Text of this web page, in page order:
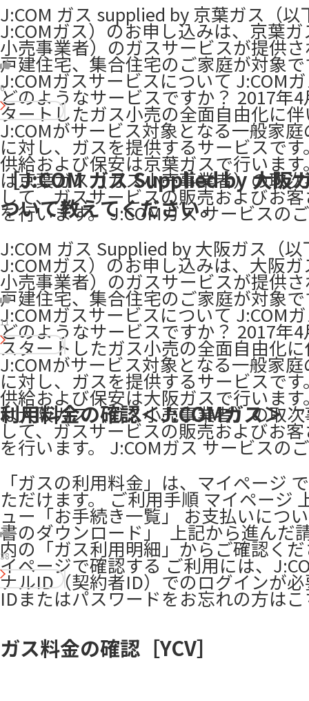
J:COM ガス supplied by 京葉ガス（以
J:COMガス）のお申し込みは、京葉
小売事業者）のガスサービスが提供
戸建住宅、集合住宅のご家庭が対象で
J:COMガスサービスについて J:COM
どのようなサービスですか？ 2017年
タートしたガス小売の全面自由化に
J:COMがサービス対象となる一般家
に対し、ガスを提供するサービスで
供給および保安は京葉ガスで行います
は京葉ガス（ガス小売事業者）の取
して、ガスサービスの販売およびお
を行います。 ​J:COMガス サービスの
6
［J:COM ガス Supplied by 大阪
ついて教えてください。
J:COM ガス Supplied by 大阪ガス（以
J:COMガス）のお申し込みは、大阪
小売事業者）のガスサービスが提供
戸建住宅、集合住宅のご家庭が対象で
J:COMガスサービスについて J:COM
どのようなサービスですか？ 2017年
スタートしたガス小売の全面自由化
J:COMがサービス対象となる一般家
に対し、ガスを提供するサービスで
供給および保安は大阪ガスで行います
は大阪ガス（ガス小売事業者）の取
して、ガスサービスの販売およびお
を行います。 J:COMガス サービスの
11
利用料金の確認＜J:COMガス＞
「ガスの利用料金」は、マイページ
ただけます。 ご利用手順 ​マイページ
ュー「お手続き一覧」 お支払いにつ
書のダウンロード」 ​ 上記から進んだ
内の「ガス利用明細」からご確認く
イページで確認する ご利用には、
ナルID（契約者ID）でのログインが
IDまたはパスワードをお忘れの方は
38
ガス料金の確認［YCV］